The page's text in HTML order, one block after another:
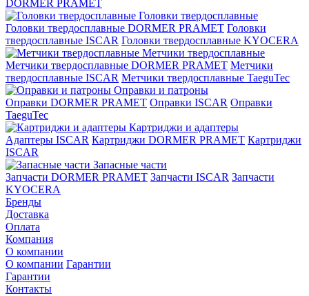
DORMER PRAMET
Головки твердосплавные
Головки твердосплавные DORMER PRAMET Головки
твердосплавные ISCAR Головки твердосплавные KYOCERA
Метчики твердосплавные
Метчики твердосплавные DORMER PRAMET Метчики
твердосплавные ISCAR Метчики твердосплавные TaeguTec
Оправки и патроны
Оправки DORMER PRAMET Оправки ISCAR Оправки
TaeguTec
Картриджи и адаптеры
Адаптеры ISCAR Картриджи DORMER PRAMET Картриджи
ISCAR
Запасные части
Запчасти DORMER PRAMET Запчасти ISCAR Запчасти
KYOCERA
Бренды
Доставка
Оплата
Компания
О компании
О компании Гарантии
Гарантии
Контакты